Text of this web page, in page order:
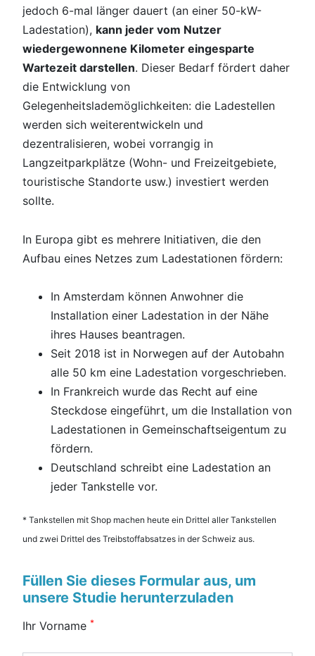
jedoch 6-mal länger dauert (an einer 50-kW-
Ladestation), kann jeder vom Nutzer
wiedergewonnene Kilometer eingesparte
Wartezeit darstellen. Dieser Bedarf fördert daher
die Entwicklung von
Gelegenheitslademöglichkeiten: die Ladestellen
werden sich weiterentwickeln und
dezentralisieren, wobei vorrangig in
Langzeitparkplätze (Wohn- und Freizeitgebiete,
touristische Standorte usw.) investiert werden
sollte.
In Europa gibt es mehrere Initiativen, die den
Aufbau eines Netzes zum Ladestationen fördern:
In Amsterdam können Anwohner die
Installation einer Ladestation in der Nähe
ihres Hauses beantragen.
Seit 2018 ist in Norwegen auf der Autobahn
alle 50 km eine Ladestation vorgeschrieben.
In Frankreich wurde das Recht auf eine
Steckdose eingeführt, um die Installation von
Ladestationen in Gemeinschaftseigentum zu
fördern.
Deutschland schreibt eine Ladestation an
jeder Tankstelle vor.
* Tankstellen mit Shop machen heute ein Drittel aller Tankstellen
und zwei Drittel des Treibstoffabsatzes in der Schweiz aus.
Füllen Sie dieses Formular aus, um
unsere Studie herunterzuladen
Ihr Vorname *